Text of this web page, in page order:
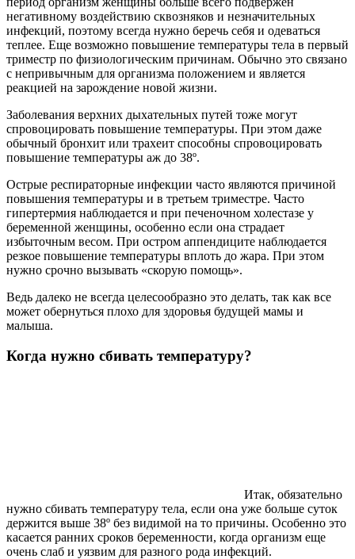
негативному воздействию сквозняков и незначительных
инфекций, поэтому всегда нужно беречь себя и одеваться
теплее. Еще возможно повышение температуры тела в первый
триместр по физиологическим причинам. Обычно это связано
с непривычным для организма положением и является
реакцией на зарождение новой жизни.
Заболевания верхних дыхательных путей тоже могут
спровоцировать повышение температуры. При этом даже
обычный бронхит или трахеит способны спровоцировать
повышение температуры аж до 38º.
Острые респираторные инфекции часто являются причиной
повышения температуры и в третьем триместре. Часто
гипертермия наблюдается и при печеночном холестазе у
беременной женщины, особенно если она страдает
избыточным весом. При остром аппендиците наблюдается
резкое повышение температуры вплоть до жара. При этом
нужно срочно вызывать «скорую помощь».
Ведь далеко не всегда целесообразно это делать, так как все
может обернуться плохо для здоровья будущей мамы и
малыша.
Когда нужно сбивать температуру?
Итак, обязательно
нужно сбивать температуру тела, если она уже больше суток
держится выше 38º без видимой на то причины. Особенно это
касается ранних сроков беременности, когда организм еще
очень слаб и уязвим для разного рода инфекций.